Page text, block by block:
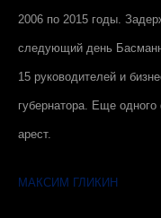
2006 по 2015 годы.
следующий день
15 руководителей и
губернатора. Еще
арест.
МАКСИМ ГЛИКИН